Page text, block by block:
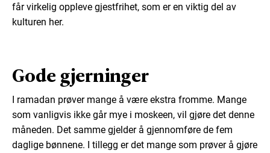
får virkelig oppleve gjestfrihet, som er en viktig del av
kulturen her.
Gode gjerninger
I ramadan prøver mange å være ekstra fromme. Mange
som vanligvis ikke går mye i moskeen, vil gjøre det denne
måneden. Det samme gjelder å gjennomføre de fem
daglige bønnene. I tillegg er det mange som prøver å gjøre